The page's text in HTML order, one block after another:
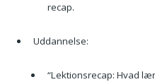
recap.
Uddannelse:
“Lektionsrecap: Hvad